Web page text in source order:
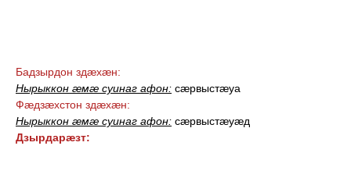
Бадзырдон здæхæн:
Нырыккон æмæ суинаг афон: сæрвыстæуа
Фæдзæхстон здæхæн:
Нырыккон æмæ суинаг афон: сæрвыстæуæд
Дзырдарæзт: